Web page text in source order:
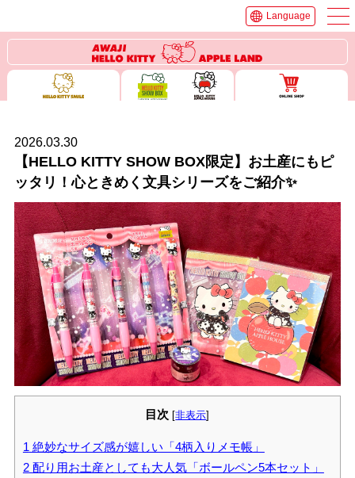
Language
2026.03.30
【HELLO KITTY SHOW BOX限定】お土産にもピ
ッタリ！心ときめく文具シリーズをご紹介✨
目次 [非表示]
1 絶妙なサイズ感が嬉しい「4柄入りメモ帳」
2配り用お土産としても大人気「ボールペン5本セット」